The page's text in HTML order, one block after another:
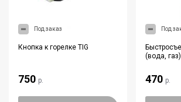
Под заказ
Кнопка к горелке TIG
750 р.
Под
(вода,
470 р.